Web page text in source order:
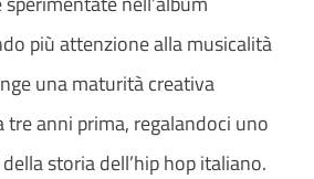
più attenzione alla musicalità
una maturità creativa
tre anni prima, regalandoci uno
storia dell’hip hop italiano.